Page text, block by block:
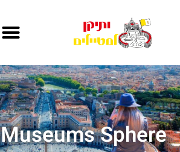
Sphere